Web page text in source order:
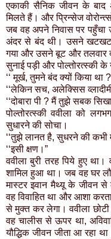
एकाकी सैनिक जीवन के बाद
मिलते हैं। और प्रिन्सेज
जब वह अपने निवास पर पहुँचा
अंदर से बंद थी। उसने
गया और उसने बूट और तलवार
सुनाई पड़ी और पोल्तोरत्स्की
‘‘ मूर्ख, तुमने बंद क्यों किया था
‘‘लेकिन सच, अलेक्सिस
‘‘दोबारा पी ? मैं तुझे सबक
पोल्तोरत्स्की ववीला को
सुधारने की सोचा।
‘‘तुझे लानत है, सुधरने की कभी
‘‘इसी क्षण।”
ववीला बुरी तरह पिये हुए
शामिल हुआ था। जब वह घर
मास्टर इवान मैथ्यू के जीवन
वह विवाहित था और आशा
से मुक्त कर लेगा। ववीला
वह चालीस से ऊपर था,
यौद्धिक जीवन जीता आ रहा